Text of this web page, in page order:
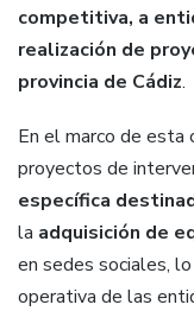
competitiva, a
realización de
provincia de Cádiz.
En el marco de esta
proyectos de
específica
la adquisición de
en sedes sociales,
operativa de las